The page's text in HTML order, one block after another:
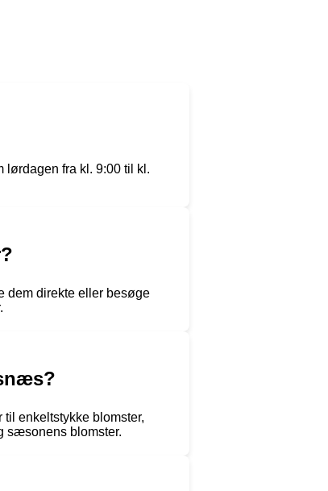
lørdagen fra kl. 9:00 til kl.
dem direkte eller besøge
enkeltstykke blomster,
sæsonens blomster.